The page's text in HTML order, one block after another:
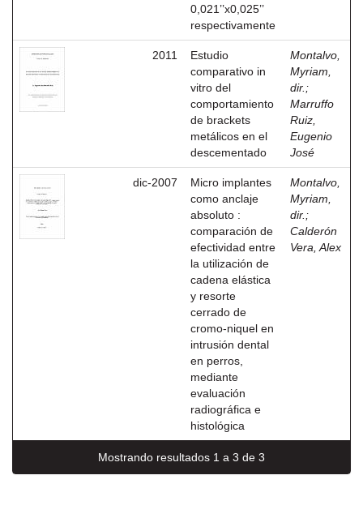
0,021’’x0,025’’
respectivamente
2011
Estudio
comparativo in
vitro del
comportamiento
de brackets
metálicos en el
descementado
Montalvo,
Myriam,
dir. ;
Marruffo
Ruiz,
Eugenio
José
dic-2007
Micro implantes
como anclaje
absoluto :
comparación de
efectividad entre
la utilización de
cadena elástica
y resorte
cerrado de
cromo-niquel en
intrusión dental
en perros,
mediante
evaluación
radiográfica e
histológica
Montalvo,
Myriam,
dir. ;
Calderón
Vera, Alex
Mostrando resultados 1 a 3 de 3